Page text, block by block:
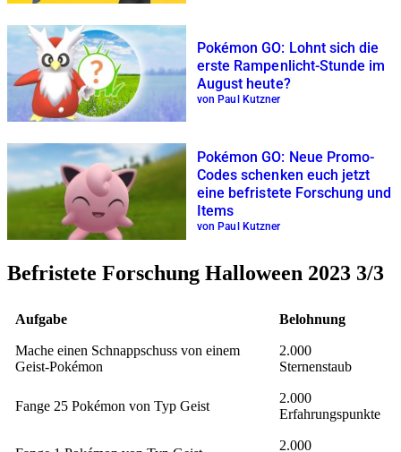
Pokémon GO: Lohnt sich die
erste Rampenlicht-Stunde im
August heute?
von Paul Kutzner
Pokémon GO: Neue Promo-
Codes schenken euch jetzt
eine befristete Forschung und
Items
von Paul Kutzner
Befristete Forschung Halloween 2023 3/3
Aufgabe Belohnung
Mache einen Schnappschuss von einem
Geist-Pokémon
2.000
Sternenstaub
Fange 25 Pokémon von Typ Geist
2.000
Erfahrungspunkte
2.000